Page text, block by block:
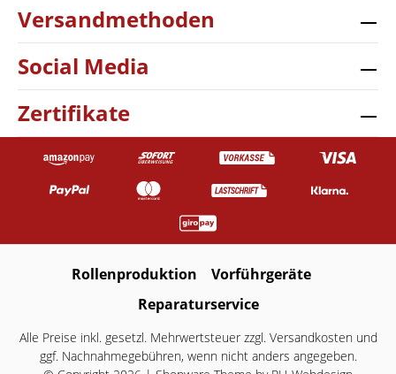
Versandmethoden
Social Media
Zertifikate
Rollenproduktion
Vorführgeräte
Reparaturservice
Alle Preise inkl. gesetzl. Mehrwertsteuer zzgl. Versandkostenund
ggf. Nachnahmegebühren, wenn nicht anders angegeben.